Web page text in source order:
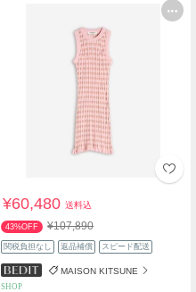
¥60,480送料込
43%OFF ¥107,890
関税負担なし 返品補償 スピード配送
MAISON KITSUNE
SHOP